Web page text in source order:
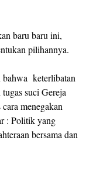
baru baru ini,
pilihannya.
bahwa keterlibatan
suci Gereja
menegakan
: Politik yang
bersama dan